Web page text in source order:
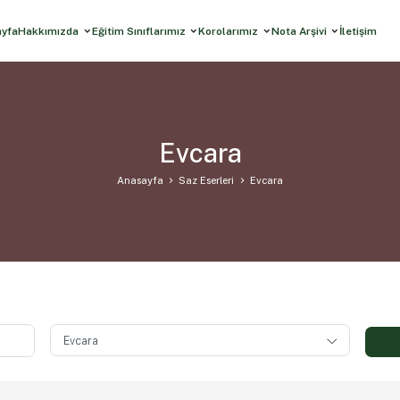
Hakkımızda Eğitim Sınıflarımız Korolarımız Nota Arşivi İletişim
Evcara
Anasayfa Saz Eserleri Evcara